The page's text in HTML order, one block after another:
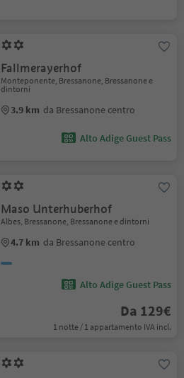
Fallmerayerhof
Monteponente, Bressanone, Bressanone e
dintorni
3.9 km da Bressanone centro
Alto Adige Guest Pass
Maso Unterhuberhof
Albes, Bressanone, Bressanone e dintorni
4.7 km da Bressanone centro
Alto Adige Guest Pass
Da 129€
1 notte / 1 appartamento IVA incl.